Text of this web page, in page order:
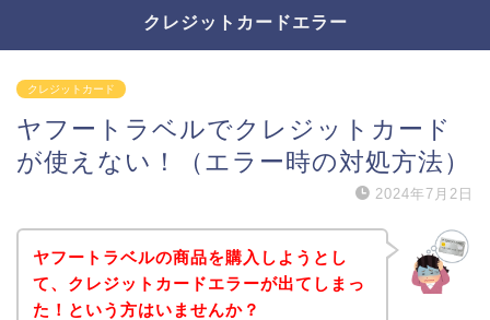
クレジットカードエラー
クレジットカード
ヤフートラベルでクレジットカード
が使えない！（エラー時の対処方法）
2024年7月2日
ヤフートラベルの商品を購入しようとし
て、クレジットカードエラーが出てしまっ
た！という方はいませんか？